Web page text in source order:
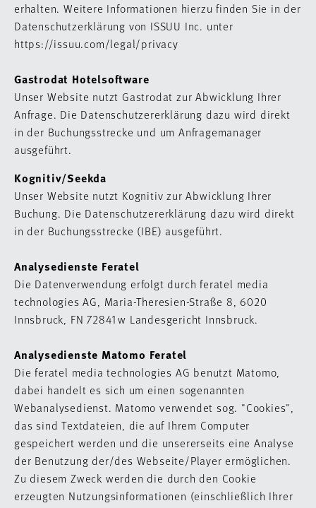
erhalten. Weitere Informationen hierzu finden Sie in der
Datenschutzerklärung von ISSUU Inc. unter
https://issuu.com/legal/privacy
Gastrodat Hotelsoftware
Unser Website nutzt Gastrodat zur Abwicklung Ihrer
Anfrage. Die Datenschutzererklärung dazu wird direkt
in der Buchungsstrecke und um Anfragemanager
ausgeführt.
Kognitiv/Seekda
Unser Website nutzt Kognitiv zur Abwicklung Ihrer
Buchung. Die Datenschutzererklärung dazu wird direkt
in der Buchungsstrecke (IBE) ausgeführt.
Analysedienste Feratel
Die Datenverwendung erfolgt durch feratel media
technologies AG, Maria-Theresien-Straße 8, 6020
Innsbruck, FN 72841w Landesgericht Innsbruck.
Analysedienste Matomo Feratel
Die feratel media technologies AG benutzt Matomo,
dabei handelt es sich um einen sogenannten
Webanalysedienst. Matomo verwendet sog. "Cookies",
das sind Textdateien, die auf Ihrem Computer
gespeichert werden und die unsererseits eine Analyse
der Benutzung der/des Webseite/Player ermöglichen.
Zu diesem Zweck werden die durch den Cookie
erzeugten Nutzungsinformationen (einschließlich Ihrer